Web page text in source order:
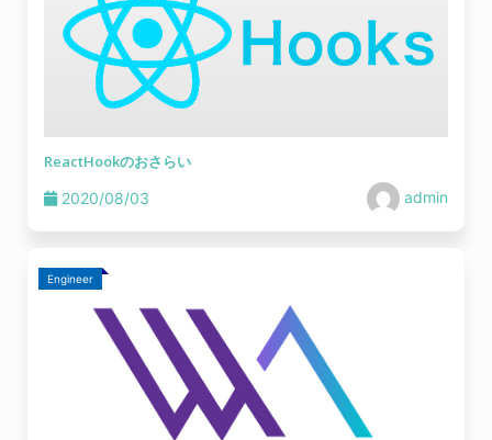
ReactHookのおさらい
2020/08/03 admin
Engineer